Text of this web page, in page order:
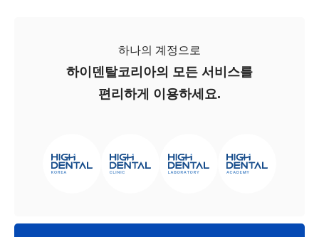
하나의 계정으로
하이덴탈코리아의 모든 서비스를
편리하게 이용하세요.